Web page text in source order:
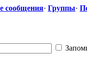
сообщения· Группы·